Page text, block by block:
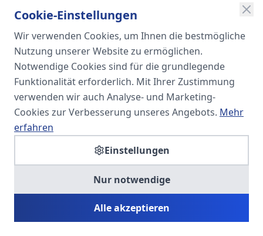
SOMA
Unternehmensgruppe
Spezialisiert auf Fach- und
Führungskräfte in der
SOMA HR KONSULT UG
Personalberatung & Executive Search
Cookie-Einstellungen
Wir verwenden Cookies, um Ihnen die bestmögliche
Nutzung unserer Website zu ermöglichen.
Notwendige Cookies sind für die grundlegende
Funktionalität erforderlich. Mit Ihrer Zustimmung
verwenden wir auch Analyse- und Marketing-
Cookies zur Verbesserung unseres Angebots. Mehr
erfahren
Einstellungen
Nur notwendige
Alle akzeptieren